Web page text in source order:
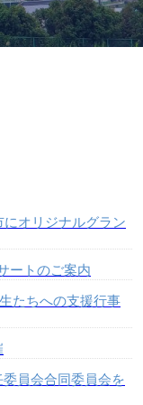
オリジナルグラン
ートのご案内
たちへの支援行事
員会合同委員会を